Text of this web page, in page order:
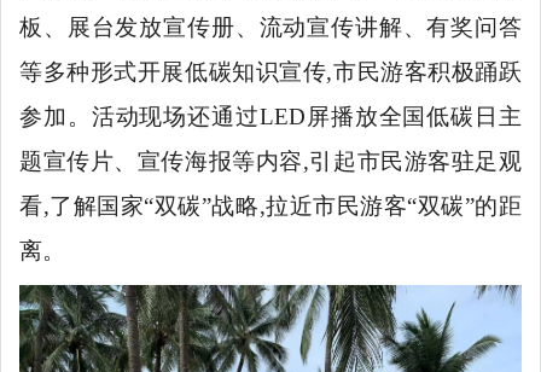
板、展台发放宣传册、流动宣传讲解、有奖问答
等多种形式开展低碳知识宣传,市民游客积极踊跃
参加。活动现场还通过LED屏播放全国低碳日主
题宣传片、宣传海报等内容,引起市民游客驻足观
看,了解国家“双碳”战略,拉近市民游客“双碳”的距
离。